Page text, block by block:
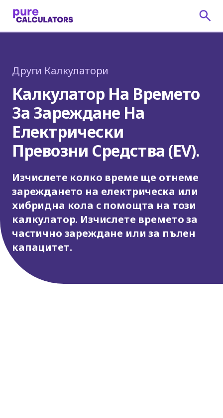
Други Калкулатори
Калкулатор На Времето
За Зареждане На
Електрически
Превозни Средства (EV).
Изчислете колко време ще отнеме
зареждането на електрическа или
хибридна кола с помощта на този
калкулатор. Изчислете времето за
частично зареждане или за пълен
капацитет.